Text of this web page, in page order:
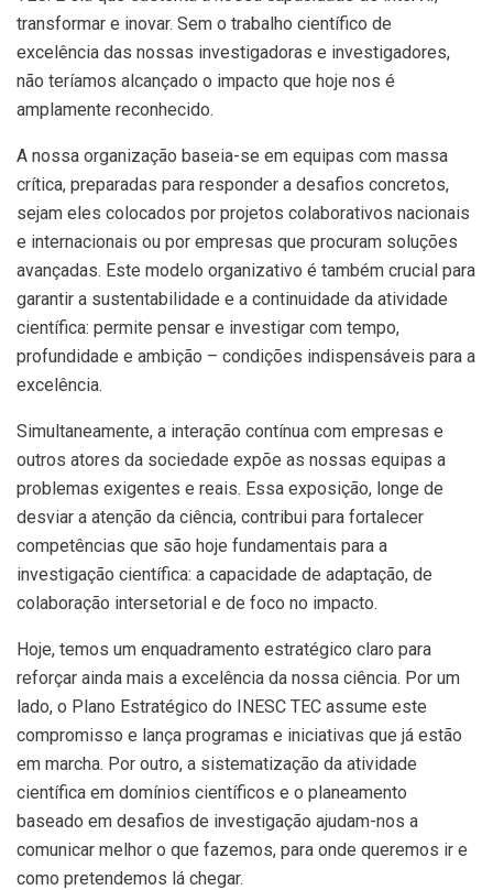
transformar e inovar. Sem o trabalho científico de
excelência das nossas investigadoras e investigadores,
não teríamos alcançado o impacto que hoje nos é
amplamente reconhecido.
A nossa organização baseia-se em equipas com massa
crítica, preparadas para responder a desafios concretos,
sejam eles colocados por projetos colaborativos nacionais
e internacionais ou por empresas que procuram soluções
avançadas. Este modelo organizativo é também crucial para
garantir a sustentabilidade e a continuidade da atividade
científica: permite pensar e investigar com tempo,
profundidade e ambição – condições indispensáveis para a
excelência.
Simultaneamente, a interação contínua com empresas e
outros atores da sociedade expõe as nossas equipas a
problemas exigentes e reais. Essa exposição, longe de
desviar a atenção da ciência, contribui para fortalecer
competências que são hoje fundamentais para a
investigação científica: a capacidade de adaptação, de
colaboração intersetorial e de foco no impacto.
Hoje, temos um enquadramento estratégico claro para
reforçar ainda mais a excelência da nossa ciência. Por um
lado, o Plano Estratégico do INESC TEC assume este
compromisso e lança programas e iniciativas que já estão
em marcha. Por outro, a sistematização da atividade
científica em domínios científicos e o planeamento
baseado em desafios de investigação ajudam-nos a
comunicar melhor o que fazemos, para onde queremos ir e
como pretendemos lá chegar.